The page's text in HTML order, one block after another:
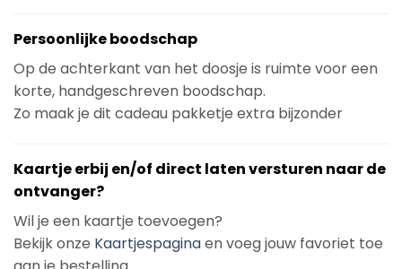
Persoonlijke boodschap
Op de achterkant van het doosje is ruimte voor een
korte, handgeschreven boodschap.
Zo maak je dit cadeau pakketje extra bijzonder
Kaartje erbij en/of direct laten versturen naar de
ontvanger?
Wil je een kaartje toevoegen?
Bekijk onze Kaartjespaginaen voeg jouw favoriet toe